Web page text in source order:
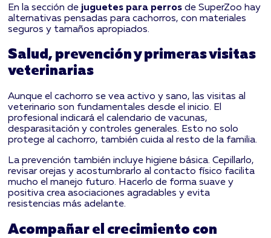
En la sección de juguetes para perros de SuperZoo hay
alternativas pensadas para cachorros, con materiales
seguros y tamaños apropiados.
Salud, prevención y primeras visitas
veterinarias
Aunque el cachorro se vea activo y sano, las visitas al
veterinario son fundamentales desde el inicio. El
profesional indicará el calendario de vacunas,
desparasitación y controles generales. Esto no solo
protege al cachorro, también cuida al resto de la familia.
La prevención también incluye higiene básica. Cepillarlo,
revisar orejas y acostumbrarlo al contacto físico facilita
mucho el manejo futuro. Hacerlo de forma suave y
positiva crea asociaciones agradables y evita
resistencias más adelante.
Acompañar el crecimiento con